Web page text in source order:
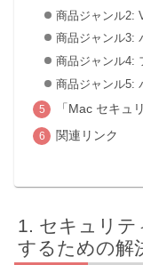
商品ジャンル2:
商品ジャンル3:
商品ジャンル4:
商品ジャンル5:
「Mac セキュ
関連リンク
セキュリテ
するための解